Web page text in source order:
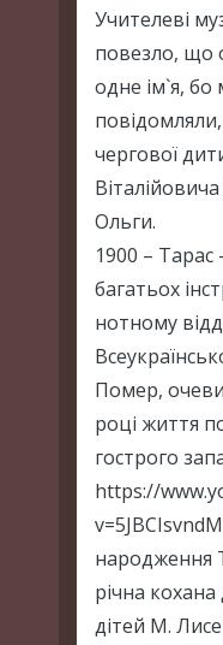
Учителеві
повезло, що
одне ім`я, бо
чергової
Ольги.
1900 – Тарас
багатьох
нотному
Помер,
році життя
гострого
https://
народження
річна
дітей М.